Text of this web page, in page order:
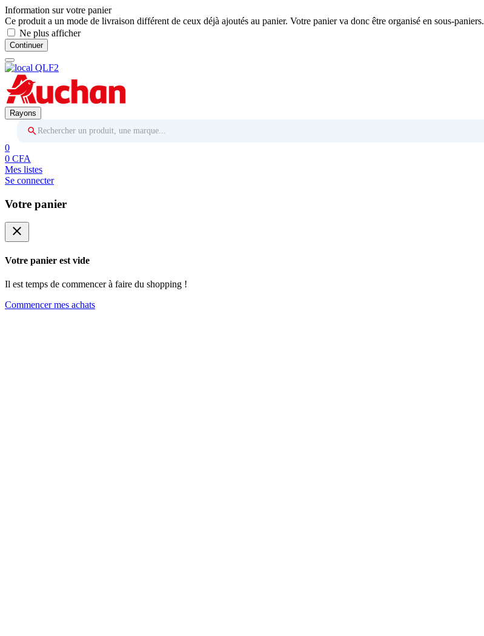
Information sur votre panier
Ce produit a un mode de livraison différent de ceux déjà ajoutés au panier. Votre panier va donc être organisé en sous-paniers.
Ne plus afficher
Continuer
Rayons
Rechercher un produit, une marque...
0
0 CFA
Mes listes
Se connecter
Votre panier
close
Votre panier est vide
Il est temps de commencer à faire du shopping !
Commencer mes achats